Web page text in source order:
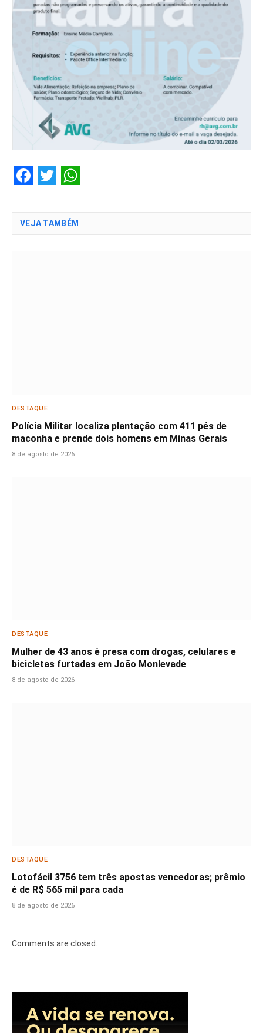
VEJA TAMBÉM
DESTAQUE
Polícia Militar localiza plantação com 411 pés de
maconha e prende dois homens em Minas Gerais
8 de agosto de 2026
DESTAQUE
Mulher de 43 anos é presa com drogas, celulares e
bicicletas furtadas em João Monlevade
8 de agosto de 2026
DESTAQUE
Lotofácil 3756 tem três apostas vencedoras; prêmio
é de R$ 565 mil para cada
8 de agosto de 2026
Comments are closed.